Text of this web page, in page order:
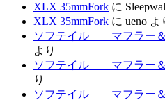
XLX 35mmFork に
XLX 35mmFork に ueno よ
ソフテイル マフラー＆
より
ソフテイル マフラー＆
り
ソフテイル マフラー＆